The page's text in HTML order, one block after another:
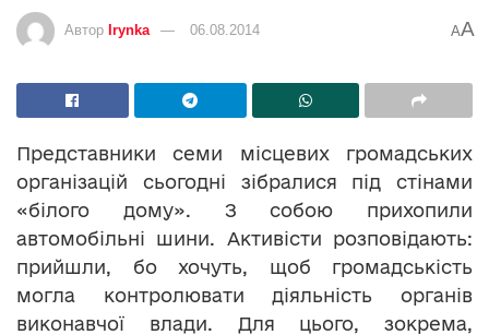
Автор Irynka 06.08.2014 AA
Представники семи місцевих громадських
організацій сьогодні зібралися під стінами
«білого дому». З собою прихопили
автомобільні шини. Активісти розповідають:
прийшли, бо хочуть, щоб громадськість
могла контролювати діяльність органів
виконавчої влади. Для цього, зокрема,